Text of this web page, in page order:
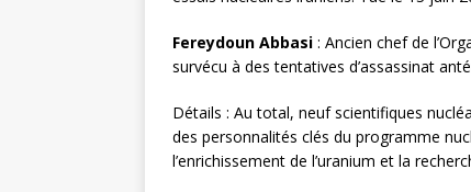
Fereydoun Abbasi : Ancien chef de
survécu à des tentatives d’assassinat
Détails : Au total, neuf scientifiques
des personnalités clés du programme
l’enrichissement de l’uranium et la